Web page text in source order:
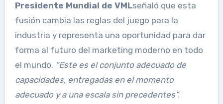
Presidente Mundial de VMLseñaló que esta
fusión cambia las reglas del juego para la
industria y representa una oportunidad para dar
forma al futuro del marketing moderno en todo
el mundo. “Este es el conjunto adecuado de
capacidades, entregadas en el momento
adecuado y a una escala sin precedentes”.